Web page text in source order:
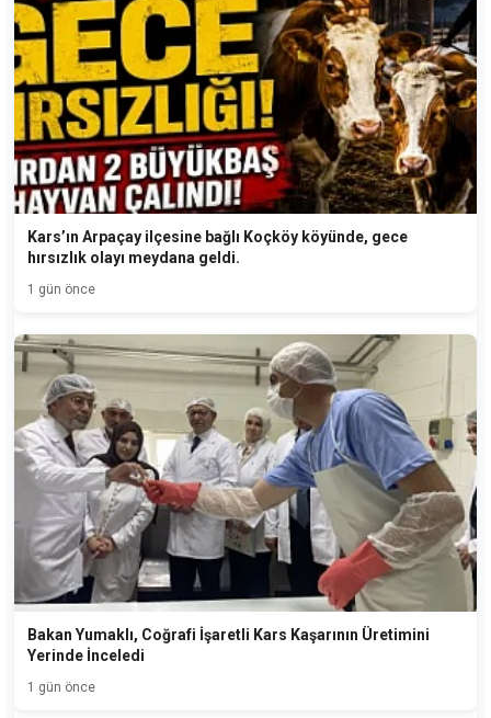
Kars’ın Arpaçay ilçesine bağlı Koçköy köyünde, gece
hırsızlık olayı meydana geldi.
1 gün önce
Bakan Yumaklı, Coğrafi İşaretli Kars Kaşarının Üretimini
Yerinde İnceledi
1 gün önce